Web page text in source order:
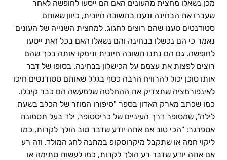
מכן נשאלו מחצית מהעונים האם הם ייסעו לחופשה לאחר
שעברו את הבחינה ונענו בתשובה חיובית, כיוון שאותם
סטודנטים טענו שהם רוצים לחגוג. למחצית השנייה של העונים
נאמר כי הם נכשלו בבחינה והם נשאלו האם בכל זאת ייסעו
לחופשה. גם הם נתנו תשובה חיובית ונימקו אותה בכך שהם
רוצים לפצות את עצמם על הכישלון בבחינה. בסופו של דבר
אותו סוכן יכול להרוויח הרבה כסף בגלל שאותם סטודנטים חיכו
לאינפורמציה שתצדיק את ההחלטה שלמעשה הם כבר קיבלו.
כמו שכתב מארק האדון בספר "סיפורו המוזר של הכלב בשעת
לילה", שמסופר דרך העיניים של כריסטופר, ילד בעל תסמונת
אספרגר: "הכי טוב אם אתה יודע שדבר טוב הולך לקרות, כמו
ליקוי חמה או שתקבל מיקרוסקופ במתנה לחג המולד. וזה רע
אם אתה יודע שדבר רע הולך לקרות, כמו לעשות סתימה או